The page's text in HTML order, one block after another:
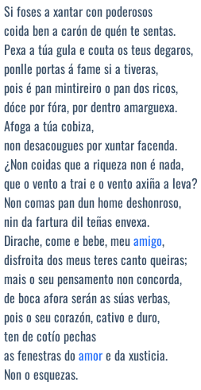
Si foses a xantar con poderosos
coida ben a carón de quén te sentas.
Pexa a túa gula e couta os teus degaros,
ponlle portas á fame si a tiveras,
pois é pan mintireiro o pan dos ricos,
dóce por fóra, por dentro amarguexa.
Afoga a túa cobiza,
non desacougues por xuntar facenda.
¿Non coidas que a riqueza non é nada,
que o vento a trai e o vento axiña a leva?
Non comas pan dun home deshonroso,
nin da fartura dil teñas envexa.
Dirache, come e bebe, meuamigo,
disfroita dos meus teres canto queiras;
mais o seu pensamento non concorda,
de boca afora serán as súas verbas,
pois o seu corazón, cativo e duro,
ten de cotío pechas
as fenestras do amore da xusticia.
Non o esquezas.